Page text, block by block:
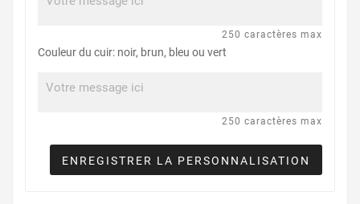
250 caractères max
Couleur du cuir: noir, brun, bleu ou vert
250 caractères max
ENREGISTRER LA PERSONNALISATION